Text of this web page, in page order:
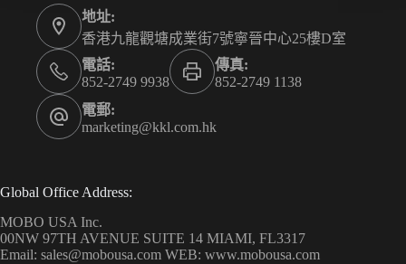
地址:
香港九龍觀塘成業街7號寧晉中心25樓D室
電話:
852-2749 9938
傳真:
852-2749 1138
電郵:
marketing@kkl.com.hk
Global Office Address:
MOBO USA Inc.
00NW 97TH AVENUE SUITE 14 MIAMI, FL3317
Email: sales@mobousa.com WEB: www.mobousa.com